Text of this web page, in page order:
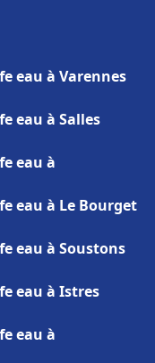
eau à Varennes
eau à Salles
eau à
eau à Le Bourget
eau à Soustons
eau à Istres
eau à